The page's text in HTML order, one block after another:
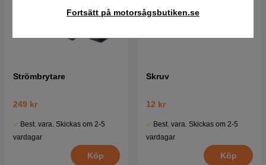
Fortsätt på motorsågsbutiken.se
Strömbrytare
249 kr
Best. vara. Skickas om 2-5
vardagar
Köp
Skruv
12 kr
Best. vara. Skickas om 2-5
vardagar
Köp